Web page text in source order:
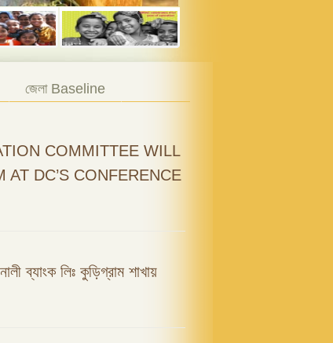
জেলা Baseline
COMMITTEE WILL
DC’S CONFERENCE
ব্যাংক লিঃ কুড়িগ্রাম শাখায়